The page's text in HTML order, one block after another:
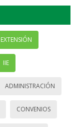
EXTENSIÓN
IIE
ADMINISTRACIÓN
CONVENIOS